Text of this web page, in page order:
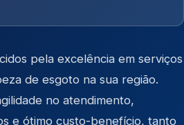
pela excelência em serviços
de esgoto na sua região.
no atendimento,
e ótimo custo-benefício, tanto